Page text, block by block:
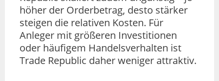
höher der Orderbetrag, desto stärker
steigen die relativen Kosten. Für
Anleger mit größeren Investitionen
oder häufigem Handelsverhalten ist
Trade Republic daher weniger attraktiv.